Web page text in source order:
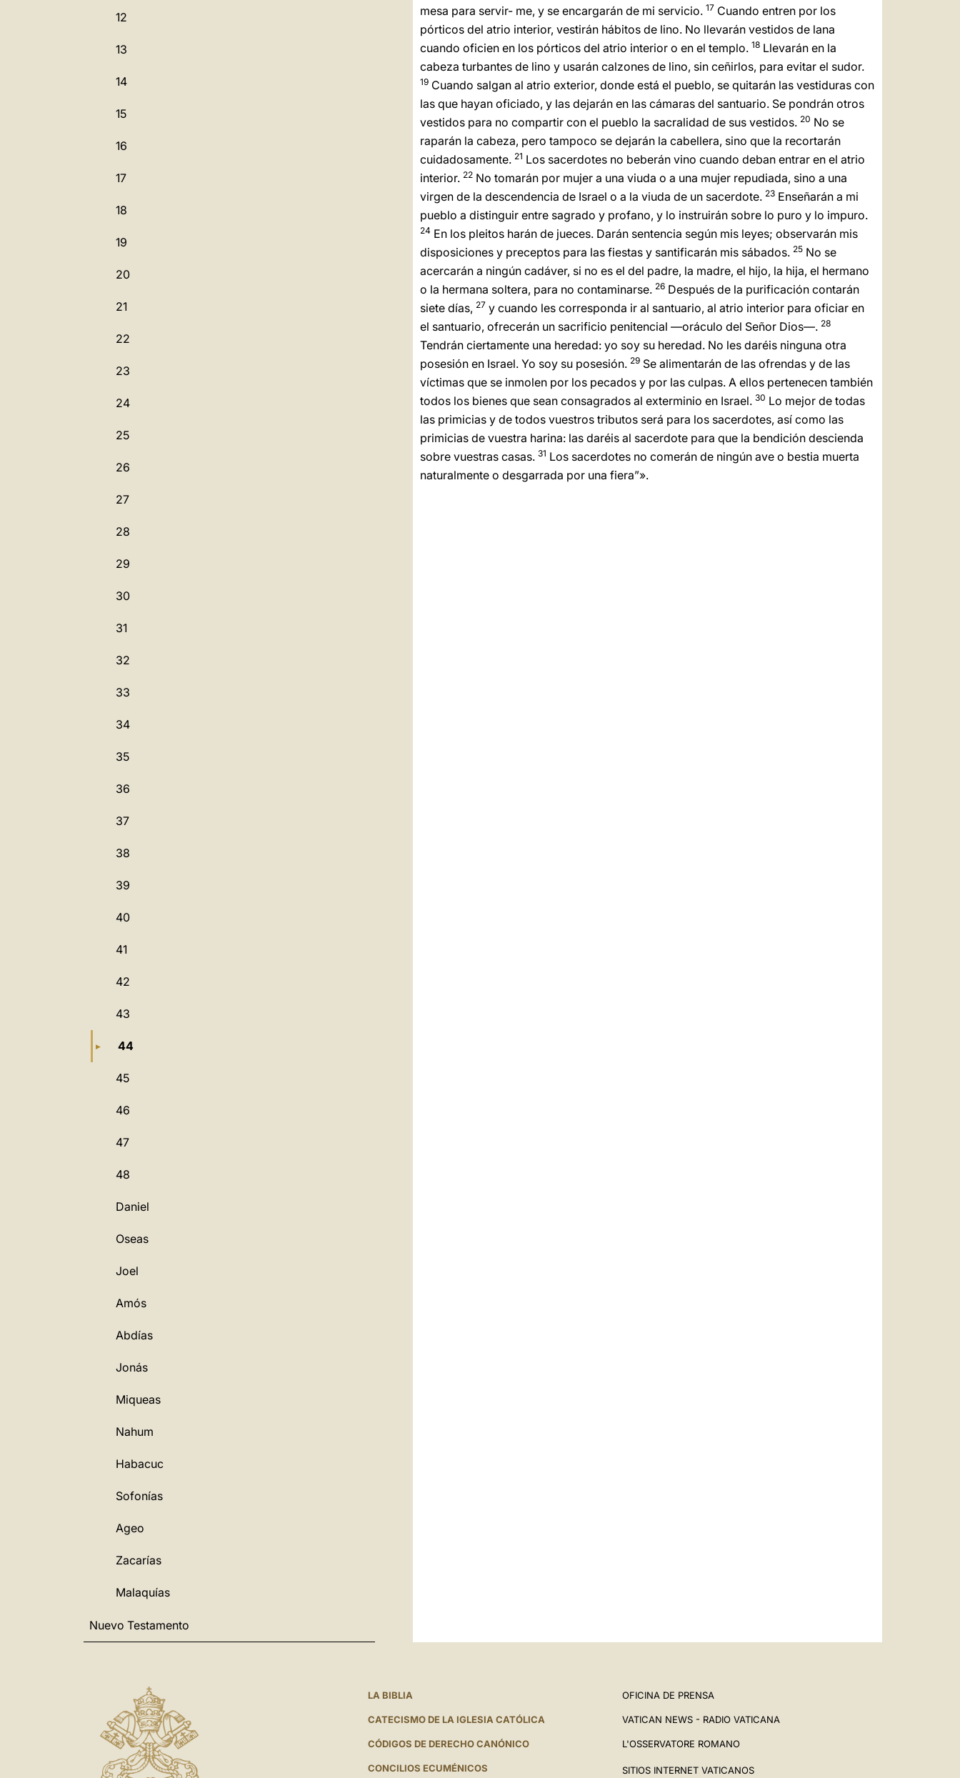
12
13
14
15
16
17
18
19
20
21
22
23
24
25
26
27
28
29
30
31
32
33
34
35
36
37
38
39
40
41
42
43
44
45
46
47
48
Daniel
Oseas
Joel
Amós
Abdías
Jonás
Miqueas
Nahum
Habacuc
Sofonías
Ageo
Zacarías
Malaquías
Nuevo Testamento
mesa para servir- me, y se encargarán de mi servicio.17 Cuando entren por los
pórticos del atrio interior, vestirán hábitos de lino. No llevarán vestidos de lana
cuando oficien en los pórticos del atrio interior o en el templo.18 Llevarán en la
cabeza turbantes de lino y usarán calzones de lino, sin ceñirlos, para evitar el sudor.
19 Cuando salgan al atrio exterior, donde está el pueblo, se quitarán las vestiduras con
las que hayan oficiado, y las dejarán en las cámaras del santuario. Se pondrán otros
vestidos para no compartir con el pueblo la sacralidad de sus vestidos. 20 No se
raparán la cabeza, pero tampoco se dejarán la cabellera, sino que la recortarán
cuidadosamente. 21 Los sacerdotes no beberán vino cuando deban entrar en el atrio
interior. 22 No tomarán por mujer a una viuda o a una mujer repudiada, sino a una
virgen de la descendencia de Israel o a la viuda de un sacerdote. 23 Enseñarán a mi
pueblo a distinguir entre sagrado y profano, y lo instruirán sobre lo puro y lo impuro.
24 En los pleitos harán de jueces. Darán sentencia según mis leyes; observarán mis
disposiciones y preceptos para las fiestas y santificarán mis sábados. 25 No se
acercarán a ningún cadáver, si no es el del padre, la madre, el hijo, la hija, el hermano
o la hermana soltera, para no contaminarse. 26 Después de la purificación contarán
siete días, 27 y cuando les corresponda ir al santuario, al atrio interior para oficiar en
el santuario, ofrecerán un sacrificio penitencial —oráculo del Señor Dios—. 28
Tendrán ciertamente una heredad: yo soy su heredad. No les daréis ninguna otra
posesión en Israel. Yo soy su posesión. 29 Se alimentarán de las ofrendas y de las
víctimas que se inmolen por los pecados y por las culpas. A ellos pertenecen también
todos los bienes que sean consagrados al exterminio en Israel.30 Lo mejor de todas
las primicias y de todos vuestros tributos será para los sacerdotes, así como las
primicias de vuestra harina: las daréis al sacerdote para que la bendición descienda
sobre vuestras casas.31 Los sacerdotes no comerán de ningún ave o bestia muerta
naturalmente o desgarrada por una fiera”».
LA BIBLIA
CATECISMO DE LA IGLESIA CATÓLICA
CÓDIGOS DE DERECHO CANÓNICO
CONCILIOS ECUMÉNICOS
OFICINA DE PRENSA
VATICAN NEWS - RADIO VATICANA
L'OSSERVATORE ROMANO
SITIOS INTERNET VATICANOS